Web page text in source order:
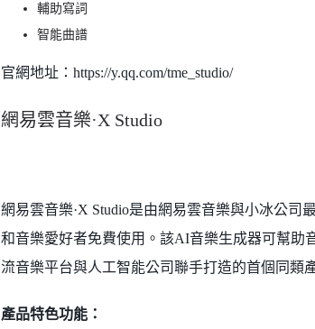
輔助寫詞
智能曲譜
官網地址：https://y.qq.com/tme_studio/
網易雲音樂·X Studio
網易雲音樂·X Studio是由網易雲音樂與小冰公
和音樂愛好者免費使用。該AI音樂生成器可幫助
流音樂平台與人工智能公司聯手打造的首個同類
產品特色功能：